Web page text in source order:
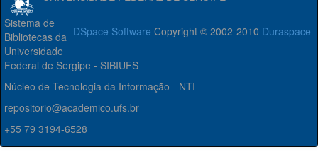
DSpace Software Copyright © 2002-2010 Duraspace
Sistema de
Bibliotecas da
Universidade
Federal de Sergipe - SIBIUFS
Núcleo de Tecnologia da Informação - NTI
repositorio@academico.ufs.br
+55 79 3194-6528